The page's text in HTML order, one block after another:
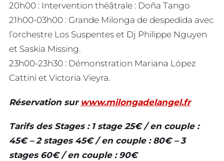
20h00 : Intervention théâtrale : Doña Tango
21h00-03h00 : Grande Milonga de despedida avec
l’orchestre Los Suspentes et Dj Philippe Nguyen
et Saskia Missing.
23h00-23h30 : Démonstration Mariana López
Cattini et Victoria Vieyra.
Réservation sur www.milongadelangel.fr
Tarifs des Stages : 1 stage 25€ / en couple :
45€ – 2 stages 45€ / en couple : 80€ – 3
stages 60€ / en couple : 90€